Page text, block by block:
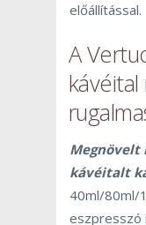
előállítással.
A
kávéitalt
40ml/80ml/
eszpresszó